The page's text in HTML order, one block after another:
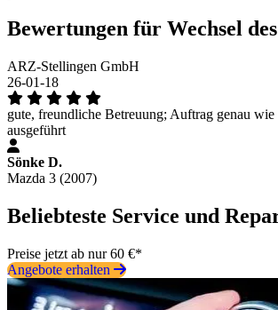
Bewertungen für Wechsel
ARZ-Stellingen GmbH
26-01-18
gute, freundliche Betreuung; Auftrag genau wie
ausgeführt
Sönke D.
Mazda 3 (2007)
Beliebteste Service und
Preise jetzt ab nur 60 €*
Angebote erhalten